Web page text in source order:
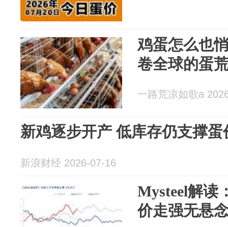
鸡蛋怎么也
卷全球的蛋
一路荒凉如歌a
新鸡逐步开产 低库存仍支撑蛋
新浪财经 2026-07-16
Mysteel解读
价走强无悬